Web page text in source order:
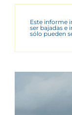
Este informe
ser bajadas e
sólo pueden